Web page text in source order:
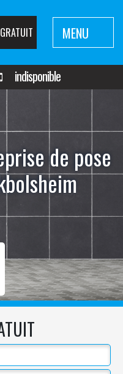
MENU
indisponible
de pose